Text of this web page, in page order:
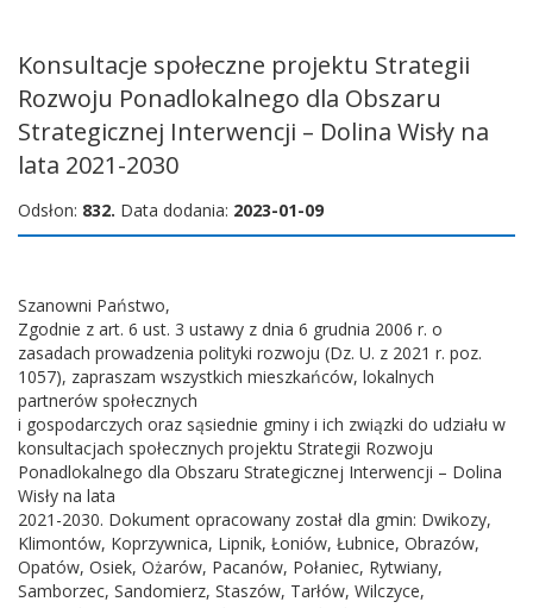
Konsultacje społeczne projektu Strategii
Rozwoju Ponadlokalnego dla Obszaru
Strategicznej Interwencji – Dolina Wisły na
lata 2021-2030
Odsłon: 832. Data dodania: 2023-01-09
Szanowni Państwo,
Zgodnie z art. 6 ust. 3 ustawy z dnia 6 grudnia 2006 r. o
zasadach prowadzenia polityki rozwoju (Dz. U. z 2021 r. poz.
1057), zapraszam wszystkich mieszkańców, lokalnych
partnerów społecznych
i gospodarczych oraz sąsiednie gminy i ich związki do udziału w
konsultacjach społecznych projektu Strategii Rozwoju
Ponadlokalnego dla Obszaru Strategicznej Interwencji – Dolina
Wisły na lata
2021-2030. Dokument opracowany został dla gmin: Dwikozy,
Klimontów, Koprzywnica, Lipnik, Łoniów, Łubnice, Obrazów,
Opatów, Osiek, Ożarów, Pacanów, Połaniec, Rytwiany,
Samborzec, Sandomierz, Staszów, Tarłów, Wilczyce,